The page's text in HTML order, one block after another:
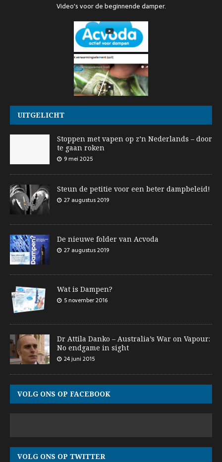
Video's voor de beginnende damper.
UITGELICHT
Stoppen met vapen op z’n Nederlands – door
te gaan roken
9 mei 2025
Steun de petitie voor een beter dampbeleid!
27 augustus 2019
De nieuwe folder van Acvoda
27 augustus 2019
Wat is Dampen?
5 november 2016
Dr Attila Danko – Australia’s War on Vapour:
No endgame in sight
24 juni 2015
VOLG ONS OP FACEBOOK
VOLG ONS OP TWITTER